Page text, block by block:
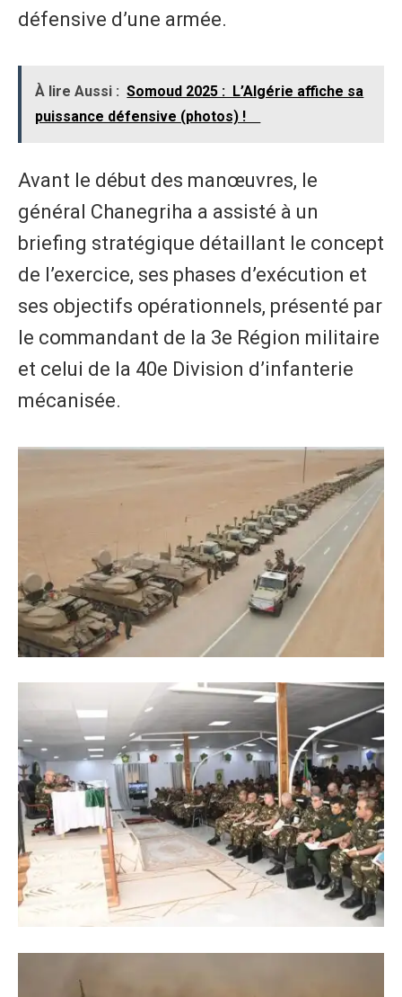
défensive d’une armée.
À lire Aussi : Somoud 2025 : L’Algérie affiche sa
puissance défensive (photos) !
Avant le début des manœuvres, le
général Chanegriha a assisté à un
briefing stratégique détaillant le concept
de l’exercice, ses phases d’exécution et
ses objectifs opérationnels, présenté par
le commandant de la 3e Région militaire
et celui de la 40e Division d’infanterie
mécanisée.